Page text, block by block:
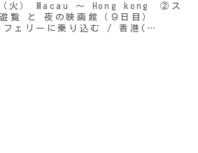
火） Macau ～ Hong kong ②ス
覧 と 夜の映画館（９日目）
ェリーに乗り込む / 香港(